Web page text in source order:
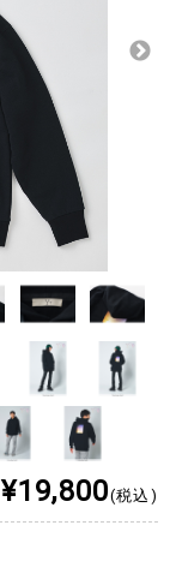
¥19,800(税込)